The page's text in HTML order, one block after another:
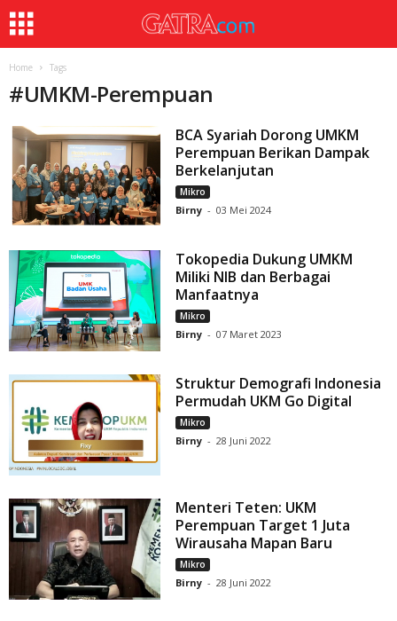
Home Tags
#UMKM-Perempuan
BCA Syariah Dorong UMKM
Perempuan Berikan Dampak
Berkelanjutan
Mikro
Birny - 03 Mei 2024
Tokopedia Dukung UMKM
Miliki NIB dan Berbagai
Manfaatnya
Mikro
Birny - 07 Maret 2023
Struktur Demografi Indonesia
Permudah UKM Go Digital
Mikro
Birny - 28 Juni 2022
Menteri Teten: UKM
Perempuan Target 1 Juta
Wirausaha Mapan Baru
Mikro
Birny - 28 Juni 2022